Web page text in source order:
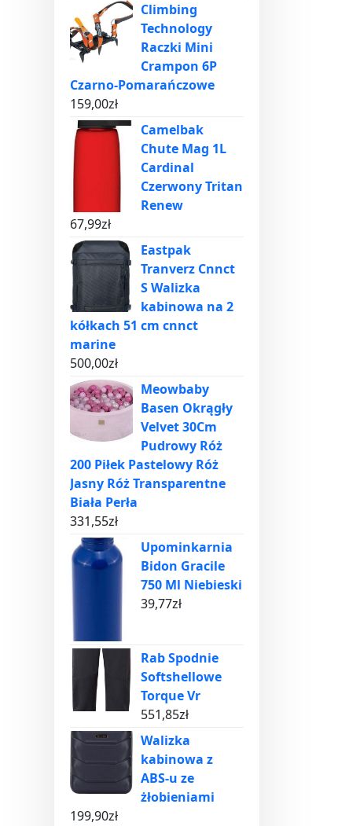
Climbing
Technology
Raczki Mini
Crampon 6P
Czarno-Pomarańczowe
159,00zł
Camelbak
Chute Mag 1L
Cardinal
Czerwony Tritan
Renew
67,99zł
Eastpak
Tranverz Cnnct
S Walizka
kabinowa na 2
kółkach 51 cm cnnct
marine
500,00zł
Meowbaby
Basen Okrągły
Velvet 30Cm
Pudrowy Róż
200 Piłek Pastelowy Róż
Jasny Róż Transparentne
Biała Perła
331,55zł
Upominkarnia
Bidon Gracile
750 Ml Niebieski
39,77zł
Rab Spodnie
Softshellowe
Torque Vr
551,85zł
Walizka
kabinowa z
ABS-u ze
żłobieniami
199,90zł